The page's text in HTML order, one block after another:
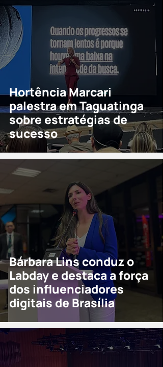
Hortência Marcari
palestra em Taguatinga
sobre estratégias de
sucesso
Bárbara Lins conduz o
Labday e destaca a força
dos influenciadores
digitais de Brasília